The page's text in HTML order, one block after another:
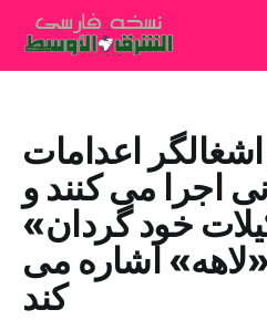
اعدامات
اجرا می کنند و
خود گردان»
اشاره می
کند